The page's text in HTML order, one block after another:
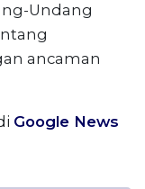
Undang
ancaman
Google News